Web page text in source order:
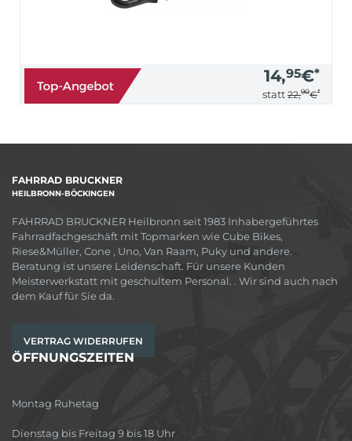
14,95€*
statt 22,90€*
FAHRRAD BRUCKNER
HEILBRONN-BÖCKINGEN
FAHRRAD BRUCKNER Heilbronn seit 1983 Inhabergeführtes
Fahrradfachgeschäft mit Topmarken wie Cube Bikes,
Riese&Müller, Cone , Uno, Van Raam, Puky und andere.
Beratung ist unsere Leidenschaft. Für unsere Kunden
Meisterwerkstatt mit geschultem Personal. . Wir sind auch nach
dem Kauf für Sie da.
VERTRAG WIDERRUFEN
ÖFFNUNGSZEITEN
Montag Ruhetag
Dienstag bis Freitag 9 bis 18 Uhr